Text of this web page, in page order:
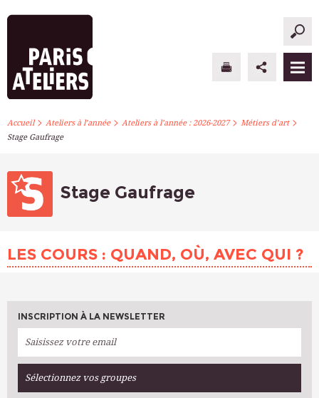
PARIS ATELIERS
ATELIERS À L’ANNÉE
INFOS PRATIQUES
Accueil> Ateliers à l’année> Ateliers à l’année : 2026-2027> Métiers d’art>
Stage Gaufrage
Stage Gaufrage
LES COURS : QUAND, OÙ, AVEC QUI ?
INSCRIPTION À LA NEWSLETTER
Sélectionnez vos groupes